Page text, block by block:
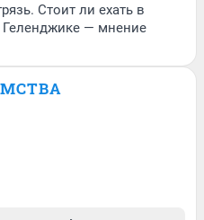
Стоит ли ехать в
— мнение